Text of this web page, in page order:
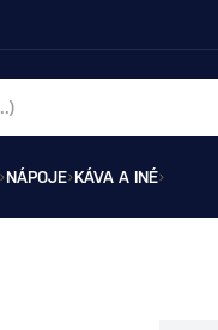
NÁPOJE KÁVA A INÉ